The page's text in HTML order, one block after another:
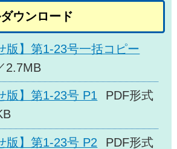
ウンロード
版】第1-23号一括コピー
2.7MB
版】第1-23号 P1
PDF形式
版】第1-23号 P2
PDF形式